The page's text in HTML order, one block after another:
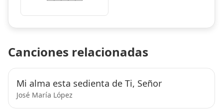
Canciones relacionadas
Mi alma esta sedienta de Ti, Señor
José María López